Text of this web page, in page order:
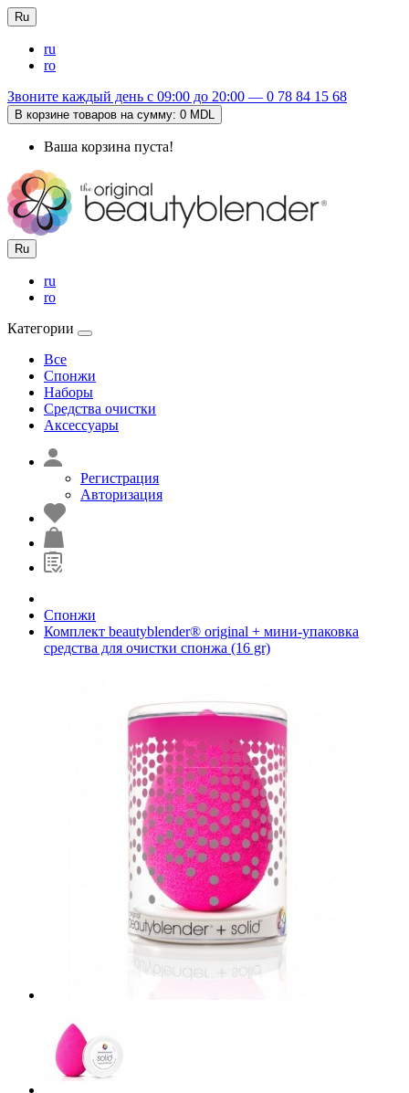
Ru
ru
ro
Звоните каждый день с 09:00 до 20:00 — 0 78 84 15 68
В корзине товаров на сумму: 0 MDL
Ваша корзина пуста!
Ru
ru
ro
Категории
Все
Cпонжи
Наборы
Средства очистки
Аксессуары
Регистрация
Авторизация
Cпонжи
Комплект beautyblender® original + мини-упаковка
средства для очистки спонжа (16 gr)